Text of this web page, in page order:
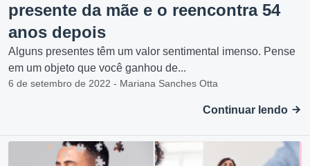
presente da mãe e o reencontra 54
anos depois
Alguns presentes têm um valor sentimental imenso. Pense
em um objeto que você ganhou de...
6 de setembro de 2022 - Mariana Sanches Otta
Continuar lendo